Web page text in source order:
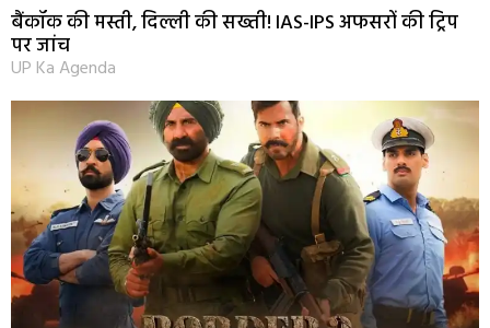
बैंकॉक की मस्ती, दिल्ली की सख्ती! IAS-IPS अफसरों की ट्रिप
पर जांच
UP Ka Agenda